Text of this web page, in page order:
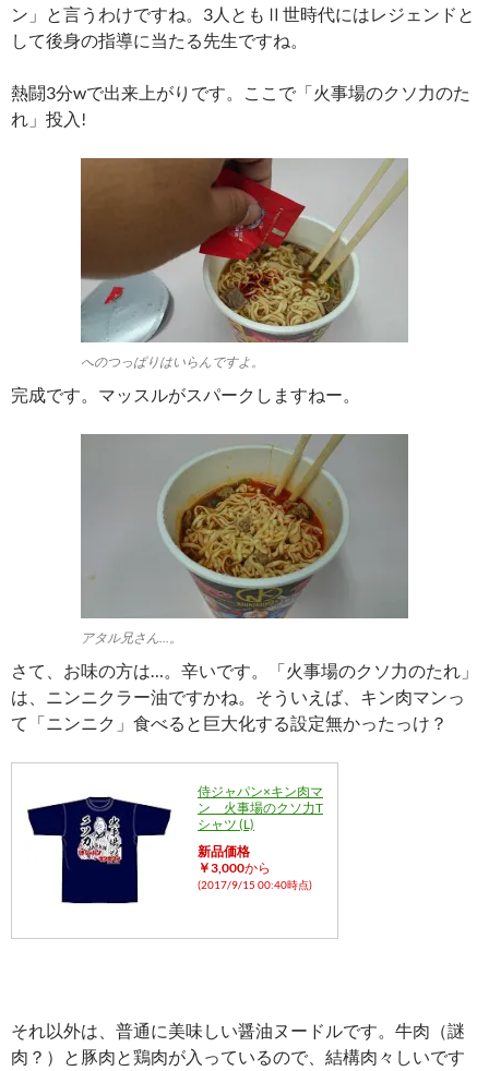
ン」と言うわけですね。3人ともⅡ世時代にはレジェンドと
して後身の指導に当たる先生ですね。
熱闘3分wで出来上がりです。ここで「火事場のクソ力のた
れ」投入!
へのつっぱりはいらんですよ。
完成です。マッスルがスパークしますねー。
アタル兄さん…。
さて、お味の方は…。辛いです。「火事場のクソ力のたれ」
は、ニンニクラー油ですかね。そういえば、キン肉マンっ
て「ニンニク」食べると巨大化する設定無かったっけ？
侍ジャパン×キン肉マ
ン 火事場のクソ力T
シャツ (L)
新品価格
￥3,000から
(2017/9/15 00:40時点)
それ以外は、普通に美味しい醤油ヌードルです。牛肉（謎
肉？）と豚肉と鶏肉が入っているので、結構肉々しいです